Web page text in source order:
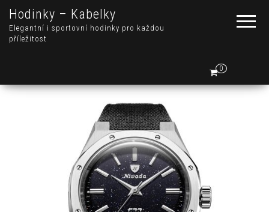
Hodinky – Kabelky
Elegantní i sportovní hodinky pro každou
příležitost
0